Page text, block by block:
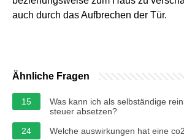
auch durch das Aufbrechen der Tür.
Ähnliche Fragen
15
Was kann ich als selbständige
steuer absetzen?
24
Welche auswirkungen hat eine